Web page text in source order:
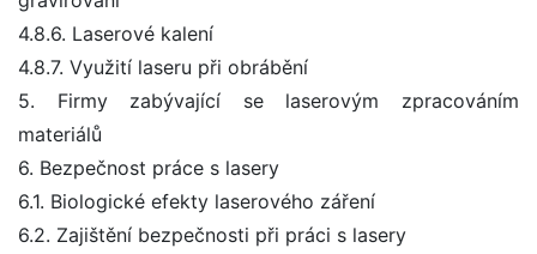
4.8.6. Laserové kalení
4.8.7. Využití laseru při obrábění
5. Firmy zabývající se laserovým zpracováním
materiálů
6. Bezpečnost práce s lasery
6.1. Biologické efekty laserového záření
6.2. Zajištění bezpečnosti při práci s lasery